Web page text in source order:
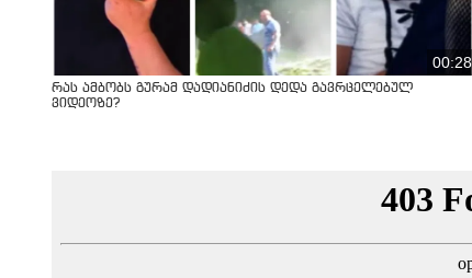
00:28
რას ამბობს გურამ დადიანიძის დედა გავრცელებულ
ვიდეოზე?